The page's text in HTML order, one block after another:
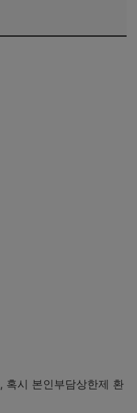
혹시 본인부담상한제 환